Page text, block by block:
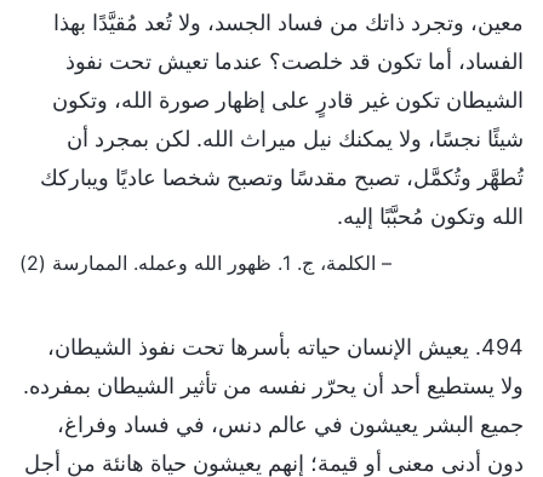
معين، وتجرد ذاتك من فساد الجسد، ولا تُعد مُقيَّدًا بهذا
الفساد، أما تكون قد خلصت؟ عندما تعيش تحت نفوذ
الشيطان تكون غير قادرٍ على إظهار صورة الله، وتكون
شيئًا نجسًا، ولا يمكنك نيل ميراث الله. لكن بمجرد أن
تُطهَّر وتُكمَّل، تصبح مقدسًا وتصبح شخصا عاديًا ويباركك
الله وتكون مُحبَّبًا إليه.
– الكلمة، ج. 1. ظهور الله وعمله. الممارسة (2)
494. يعيش الإنسان حياته بأسرها تحت نفوذ الشيطان،
ولا يستطيع أحد أن يحرّر نفسه من تأثير الشيطان بمفرده.
جميع البشر يعيشون في عالم دنس، في فساد وفراغ،
دون أدنى معنى أو قيمة؛ إنهم يعيشون حياة هانئة من أجل